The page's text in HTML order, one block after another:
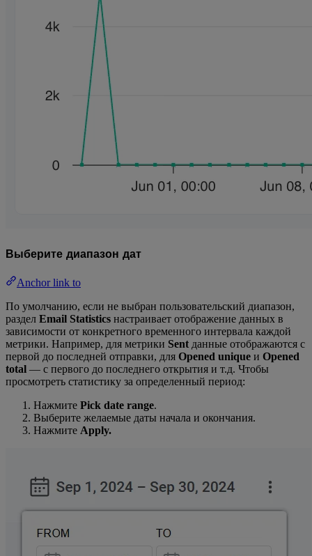
Выберите диапазон дат
Anchor link to
По умолчанию, если не выбран пользовательский диапазон,
раздел Email Statistics настраивает отображение данных в
зависимости от конкретного временного интервала каждой
метрики. Например, для метрики Sent данные отображаются с
первой до последней отправки, для Opened unique и Opened
total — с первого до последнего открытия и т.д. Чтобы
просмотреть статистику за определенный период:
Нажмите Pick date range.
Выберите желаемые даты начала и окончания.
Нажмите Apply.